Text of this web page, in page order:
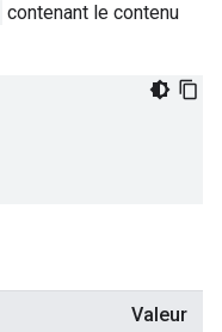
contenant le contenu
Valeur